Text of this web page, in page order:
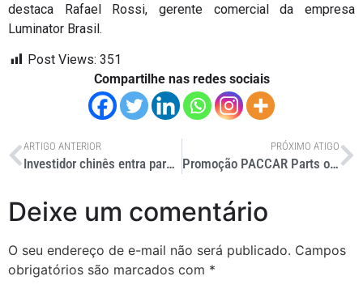
destaca Rafael Rossi, gerente comercial da empresa
Luminator Brasil.
Post Views: 351
Compartilhe nas redes sociais
ARTIGO ANTERIOR
Investidor chinês entra para o conselho de administração da Frete.com
PRÓXIMO ATIGO
Promoção PACCAR Parts oferece descontos até o dia 31 de julho
Deixe um comentário
O seu endereço de e-mail não será publicado. Campos
obrigatórios são marcados com *